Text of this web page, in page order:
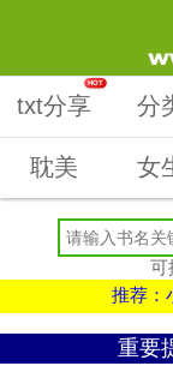
txt分享
HOT
分
耽美 女
可
推荐：
重要